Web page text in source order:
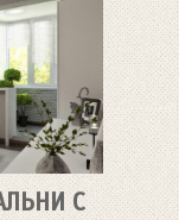
С